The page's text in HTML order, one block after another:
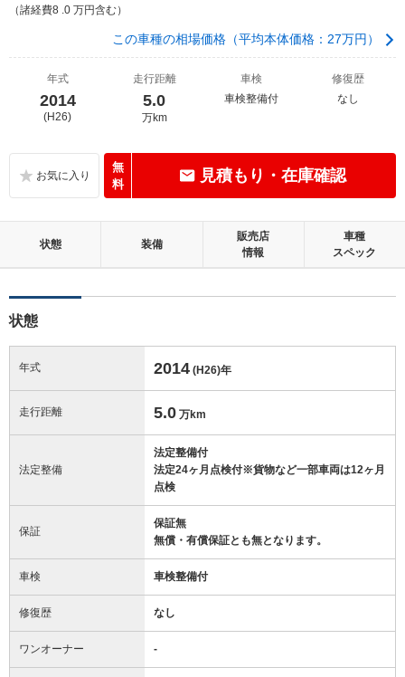
（諸経費8 .0 万円含む）
この車種の相場価格（平均本体価格：27万円）
年式
2014
(H26)
走行距離
5.0
万km
車検
車検整備付
修復歴
なし
無
料
見積もり・在庫確認
状態 装備
販売店
情報
車種
スペック
状態
年式 2014 (H26)年
走行距離 5.0 万km
法定整備
法定整備付
法定24ヶ月点検付※貨物など一部車両は12ヶ月
点検
保証
保証無
無償・有償保証とも無となります。
車検 車検整備付
修復歴 なし
ワンオーナー -